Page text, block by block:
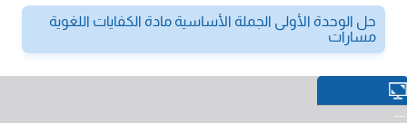
حل الوحدة الأولى الجملة الأساسية مادة الكفايات اللغوية
مسارات